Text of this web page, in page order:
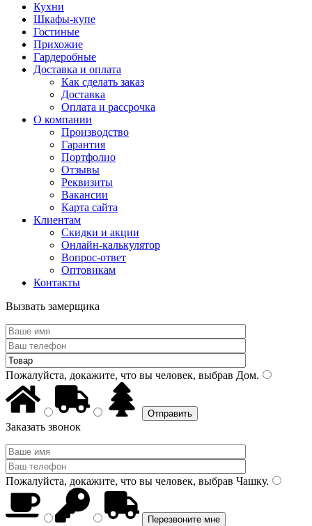
Кухни
Шкафы-купе
Гостиные
Прихожие
Гардеробные
Доставка и оплата
Как сделать заказ
Доставка
Оплата и рассрочка
О компании
Производство
Гарантия
Портфолио
Отзывы
Реквизиты
Вакансии
Карта сайта
Клиентам
Скидки и акции
Онлайн-калькулятор
Вопрос-ответ
Оптовикам
Контакты
Вызвать замерщика
Пожалуйста, докажите, что вы человек, выбрав Дом.
Заказать звонок
Пожалуйста, докажите, что вы человек, выбрав Чашку.